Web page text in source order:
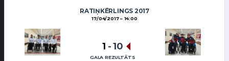
RATIŅKĒRLINGS 2017
17/04/2017 14:00
1 - 10
GALA REZULTĀTS